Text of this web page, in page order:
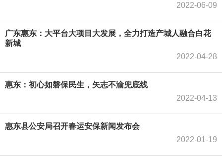
2022-06-09
广东惠东：大平台大项目大发展，全力打造产城人融合白花
新城
2022-04-28
惠东：初心如磐保民生，矢志不渝兜底线
2022-04-13
惠东县公安局召开春运安保新闻发布会
2022-01-19